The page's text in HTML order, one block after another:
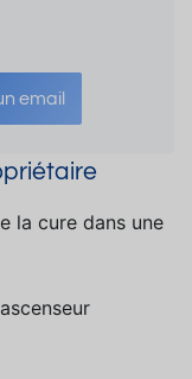
email
la cure dans une